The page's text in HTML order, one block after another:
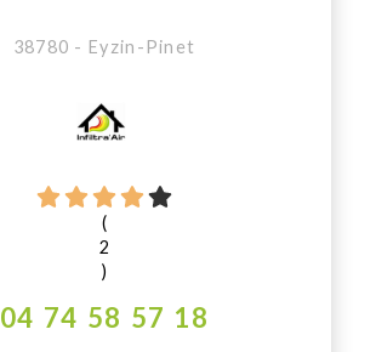
38780 - Eyzin-Pinet
(
2
)
04 74 58 57 18